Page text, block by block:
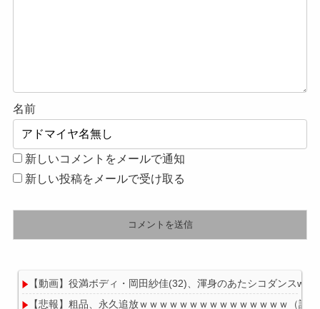
名前
新しいコメントをメールで通知
新しい投稿をメールで受け取る
【動画】役満ボディ・岡田紗佳(32)、渾身のあたシコダンス
【悲報】粗品、永久追放ｗｗｗｗｗｗｗｗｗｗｗｗｗｗｗ（証